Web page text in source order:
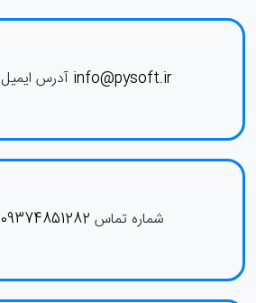
آدرس ایمیل info@pysoft.ir
شماره تماس 09374851282